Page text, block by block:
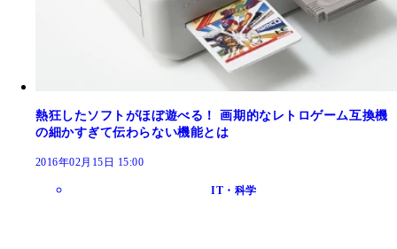
熱狂したソフトがほぼ遊べる！ 画期的なレトロゲーム互換機
の細かすぎて伝わらない機能とは
2016年02月15日 15:00
IT・科学